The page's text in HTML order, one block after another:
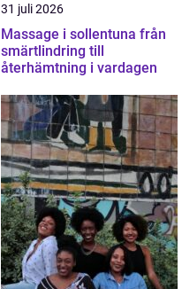
31 juli 2026
Massage i sollentuna från
smärtlindring till
återhämtning i vardagen